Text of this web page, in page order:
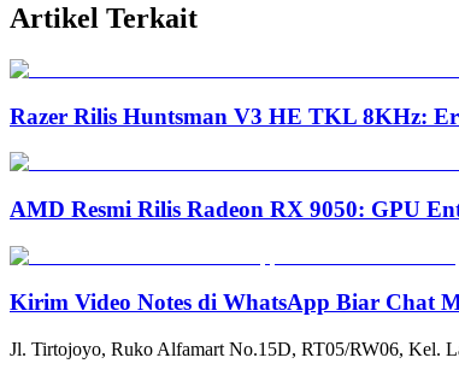
Artikel Terkait
Razer Rilis Huntsman V3 HE TKL 8KHz:
AMD Resmi Rilis Radeon RX 9050: GPU
Kirim Video Notes di WhatsApp Biar Chat
Jl. Tirtojoyo, Ruko Alfamart No.15D, RT05/RW06, Kel.